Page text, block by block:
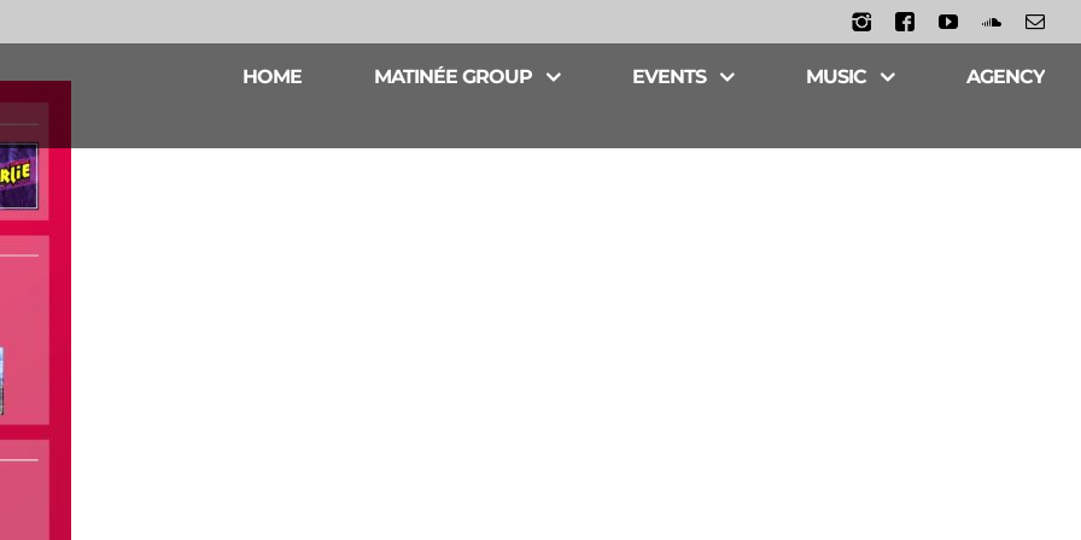
InstagramFacebookYouTube
HOME MATINÉE GROUP EVENTS MUSIC AGENCY